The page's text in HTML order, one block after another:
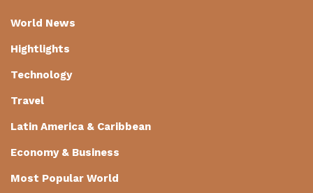
World News
Hightlights
Technology
Travel
Latin America & Caribbean
Economy & Business
Most Popular World